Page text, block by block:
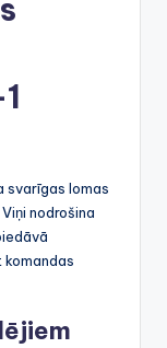
lomas
nodrošina